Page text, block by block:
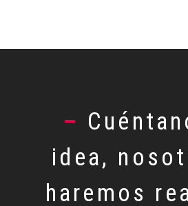
–
idea,
haremos